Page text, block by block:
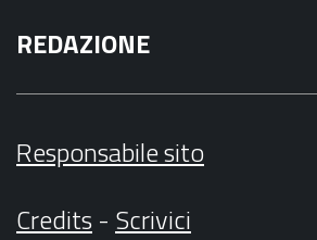
REDAZIONE
Responsabile sito
Credits- Scrivici